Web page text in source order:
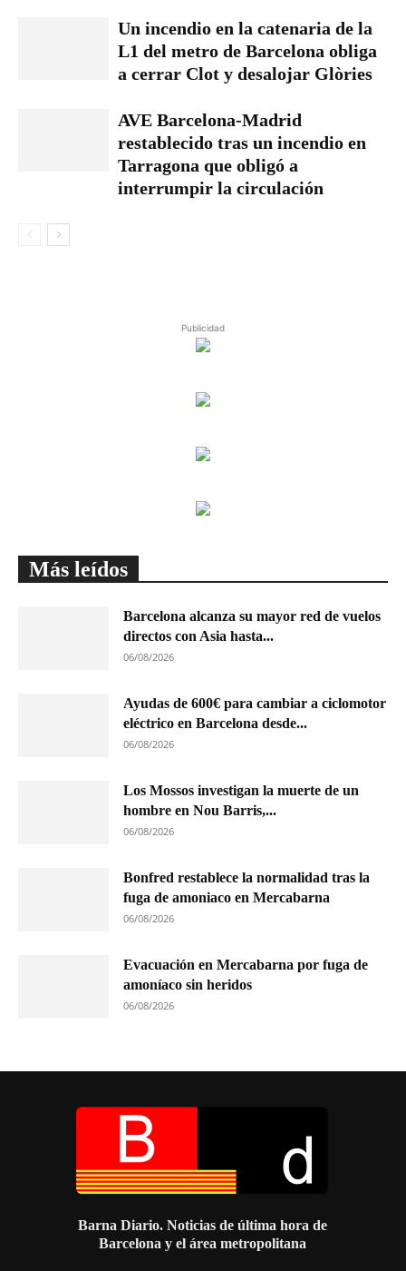
Un incendio en la catenaria de la
L1 del metro de Barcelona obliga
a cerrar Clot y desalojar Glòries
AVE Barcelona-Madrid
restablecido tras un incendio en
Tarragona que obligó a
interrumpir la circulación
Publicidad
Más leídos
Barcelona alcanza su mayor red de vuelos
directos con Asia hasta...
06/08/2026
Ayudas de 600€ para cambiar a ciclomotor
eléctrico en Barcelona desde...
06/08/2026
Los Mossos investigan la muerte de un
hombre en Nou Barris,...
06/08/2026
Bonfred restablece la normalidad tras la
fuga de amoniaco en Mercabarna
06/08/2026
Evacuación en Mercabarna por fuga de
amoníaco sin heridos
06/08/2026
Barna Diario. Noticias de última hora de
Barcelona y el área metropolitana